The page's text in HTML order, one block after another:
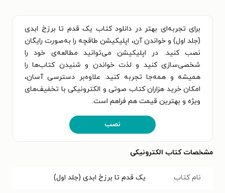
برای تجربه‌ای بهتر در دانلود کتاب یک قدم تا برزخ ابدی
(جلد اول) و خواندن آن، اپلیکیشن طاقچه را به‌صورت رایگان
نصب کنید. در اپلیکیشن می‌توانید مطالعه‌ی خود را
شخصی‌سازی کنید و لذت خواندن و شنیدن کتاب‌ها را
همیشه و همه‌جا تجربه کنید. علاوه‌بر دسترسی آسان،
امکان خرید هزاران کتاب صوتی و الکترونیکی با تخفیف‌های
ویژه و بهترین قیمت هم فراهم است.
نصب
مشخصات کتاب الکترونیکی
نام کتاب یک قدم تا برزخ ابدی (جلد اول)